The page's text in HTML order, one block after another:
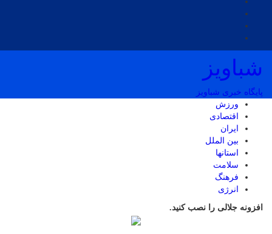
شباویز
پایگاه خبری شباویز
ورزش
اقتصادی
ایران
بین الملل
استانها
سلامت
فرهنگ
انرژی
افزونه جلالی را نصب کنید.